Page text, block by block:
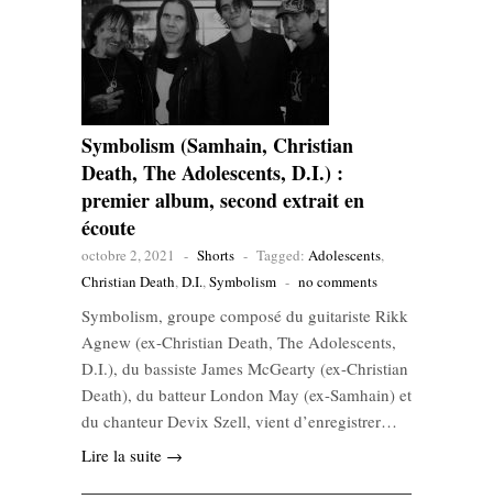
Symbolism (Samhain, Christian
Death, The Adolescents, D.I.) :
premier album, second extrait en
écoute
octobre 2, 2021 - Shorts - Tagged: Adolescents,
Christian Death,D.I.,Symbolism - no comments
Symbolism, groupe composé du guitariste Rikk
Agnew (ex-Christian Death, The Adolescents,
D.I.), du bassiste James McGearty (ex-Christian
Death), du batteur London May (ex-Samhain) et
du chanteur Devix Szell, vient d’enregistrer…
Lire la suite →